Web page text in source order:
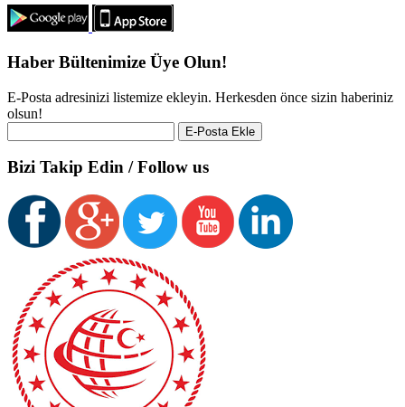
Haber Bültenimize Üye Olun!
E-Posta adresinizi listemize ekleyin. Herkesden önce sizin haberiniz
olsun!
Bizi Takip Edin / Follow us